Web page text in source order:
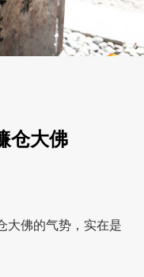
仓大佛
大佛的气势，实在是